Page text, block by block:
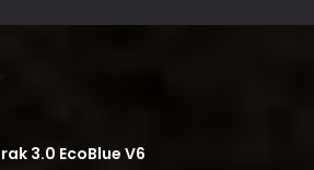
3.0 EcoBlue V6